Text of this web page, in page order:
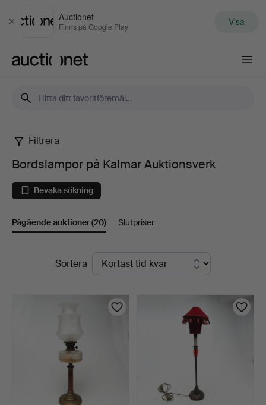
Stäng
Auctionet
Finns på Google Play Visa
Bordslampor
på
Kalmar
Auktionsverk
Filtrera
Bordslampor på Kalmar Auktionsverk
Bevaka sökning
Pågående auktioner(20) Slutpriser
PågåendeSortera